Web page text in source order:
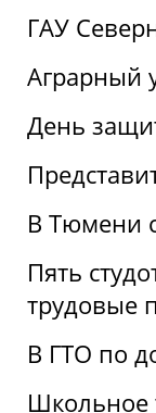
ГАУ
Аграрный
День
В Тюмени
Пять
трудовые
В ГТО по
Школьное